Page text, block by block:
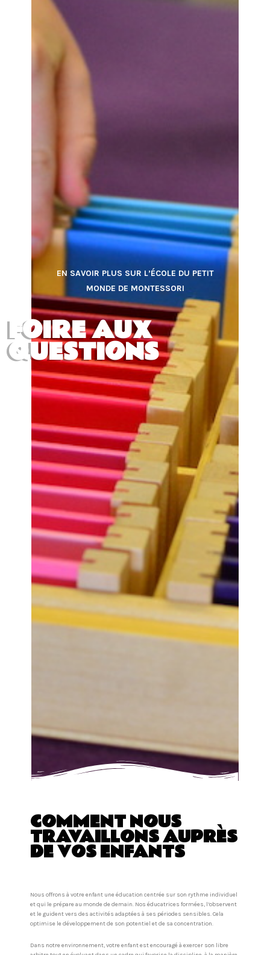
EN SAVOIR PLUS SUR L’ÉCOLE DU PETIT
MONDE DE MONTESSORI
FOIRE AUX
QUESTIONS
COMMENT NOUS
TRAVAILLONS AUPRÈS
DE VOS ENFANTS
Nous offrons à votre enfant une éducation centrée sur son rythme individuel
et qui le prépare au monde de demain. Nos éducatrices formées, l’observent
et le guident vers des activités adaptées à ses périodes sensibles. Cela
optimise le développement de son potentiel et de sa concentration.
Dans notre environnement, votre enfant est encouragé à exercer son libre